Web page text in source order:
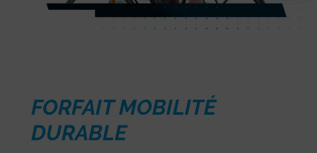
FORFAIT MOBILITÉ
DURABLE